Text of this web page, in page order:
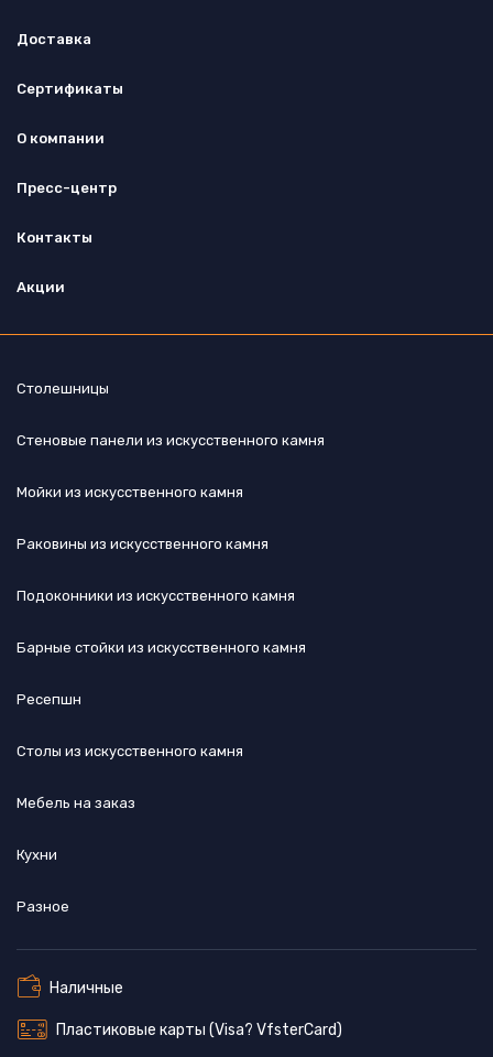
Доставка
Сертификаты
О компании
Пресс-центр
Контакты
Акции
Столешницы
Стеновые панели из искусственного камня
Мойки из искусственного камня
Раковины из искусственного камня
Подоконники из искусственного камня
Барные стойки из искусственного камня
Ресепшн
Cтолы из искусственного камня
Мебель на заказ
Кухни
Разное
Наличные
Пластиковые карты (Visa? VfsterCard)